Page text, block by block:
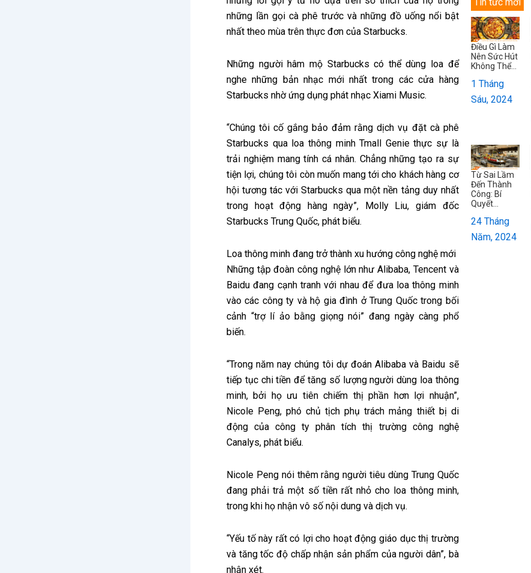
những lần gọi cà phê trước và những đồ uống nổi bật
nhất theo mùa trên thực đơn của Starbucks.
Những người hâm mộ Starbucks có thể dùng loa để
nghe những bản nhạc mới nhất trong các cửa hàng
Starbucks nhờ ứng dụng phát nhạc Xiami Music.
“Chúng tôi cố gắng bảo đảm rằng dịch vụ đặt cà phê
Starbucks qua loa thông minh Tmall Genie thực sự là
trải nghiệm mang tính cá nhân. Chẳng những tạo ra sự
tiện lợi, chúng tôi còn muốn mang tới cho khách hàng cơ
hội tương tác với Starbucks qua một nền tảng duy nhất
trong hoạt động hàng ngày”, Molly Liu, giám đốc
Starbucks Trung Quốc, phát biểu.
Loa thông minh đang trở thành xu hướng công nghệ mới
Những tập đoàn công nghệ lớn như Alibaba, Tencent và
Baidu đang cạnh tranh với nhau để đưa loa thông minh
vào các công ty và hộ gia đình ở Trung Quốc trong bối
cảnh “trợ lí ảo bằng giọng nói” đang ngày càng phổ
biến.
“Trong năm nay chúng tôi dự đoán Alibaba và Baidu sẽ
tiếp tục chi tiền để tăng số lượng người dùng loa thông
minh, bởi họ ưu tiên chiếm thị phần hơn lợi nhuận”,
Nicole Peng, phó chủ tịch phụ trách mảng thiết bị di
động của công ty phân tích thị trường công nghệ
Canalys, phát biểu.
Nicole Peng nói thêm rằng người tiêu dùng Trung Quốc
đang phải trả một số tiền rất nhỏ cho loa thông minh,
trong khi họ nhận vô số nội dung và dịch vụ.
“Yếu tố này rất có lợi cho hoạt động giáo dục thị trường
và tăng tốc độ chấp nhận sản phẩm của người dân”, bà
nhận xét.
Điều Gì Làm
Nên Sức Hút
Không Thể...
1 Tháng
Sáu, 2024
Từ Sai Lầm
Đến Thành
Công: Bí
Quyết...
24 Tháng
Năm, 2024